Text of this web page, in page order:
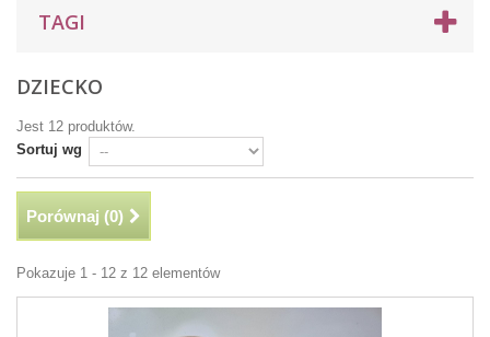
TAGI
DZIECKO
Jest 12 produktów.
Sortuj wg
Porównaj (0)
Pokazuje 1 - 12 z 12 elementów